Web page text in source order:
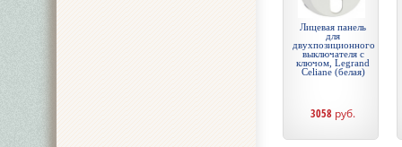
Лицевая панель
для
двухпозиционного
выключателя с
ключом, Legrand
Celiane (белая)
3058 руб.